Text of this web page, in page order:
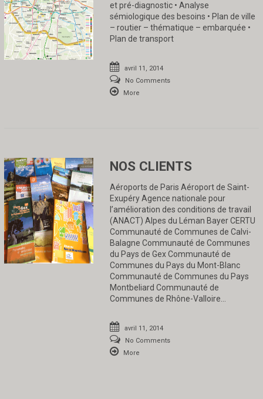
et pré-diagnostic • Analyse
sémiologique des besoins • Plan de ville
– routier – thématique – embarquée •
Plan de transport
avril 11, 2014
No Comments
More
NOS CLIENTS
Aéroports de Paris Aéroport de Saint-
Exupéry Agence nationale pour
l’amélioration des conditions de travail
(ANACT) Alpes du Léman Bayer CERTU
Communauté de Communes de Calvi-
Balagne Communauté de Communes
du Pays de Gex Communauté de
Communes du Pays du Mont-Blanc
Communauté de Communes du Pays
Montbeliard Communauté de
Communes de Rhône-Valloire…
avril 11, 2014
No Comments
More